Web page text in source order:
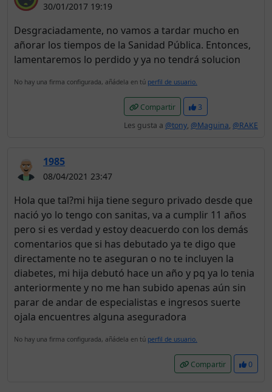
30/01/2017 19:19
Desgraciadamente, no vamos a tardar mucho en
añorar los tiempos de la Sanidad Pública. Entonces,
lamentaremos lo perdido y ya no tendrá solucion
No hay una firma configurada, añádela en tú perfil de usuario.
Compartir
3
Les gusta a @tony, @Maguina, @RAKE
1985
08/04/2021 23:47
Hola que tal?mi hija tiene seguro privado desde que
nació yo lo tengo con sanitas, va a cumplir 11 años
pero si es verdad y estoy deacuerdo con los demás
comentarios que si has debutado ya te digo que
directamente no te aseguran o no te incluyen la
diabetes, mi hija debutó hace un año y pq ya lo tenia
anteriormente y no me han subido apenas aún sin
parar de andar de especialistas e ingresos suerte
ojala encuentres alguna aseguradora
No hay una firma configurada, añádela en tú perfil de usuario.
Compartir 0